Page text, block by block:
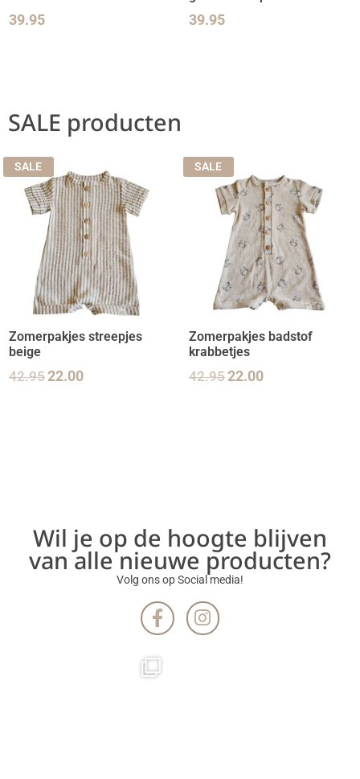
39.95 39.95
SALE producten
SALE
Zomerpakjes streepjes
beige
42.9522.00
SALE
Zomerpakjes badstof
krabbetjes
42.9522.00
Wil je op de hoogte blijven
van alle nieuwe producten?
Volg ons op Social media!